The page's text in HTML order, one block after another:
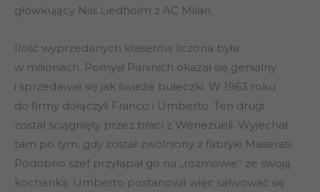
główkujący Nils Liedholm z AC Milan.
Ilość wyprzedanych klaserów liczona była
w milionach. Pomysł Paninich okazał się genialny
i sprzedawał się jak świeże bułeczki. W 1963 roku
do firmy dołączyli Franco i Umberto. Ten drugi
został ściągnięty przez braci z Wenezueli. Wyjechał
tam po tym, gdy został zwolniony z fabryki Maserati.
Podobno szef przyłapał go na „rozmowie” ze swoją
kochanką. Umberto postanowił więc salwować się